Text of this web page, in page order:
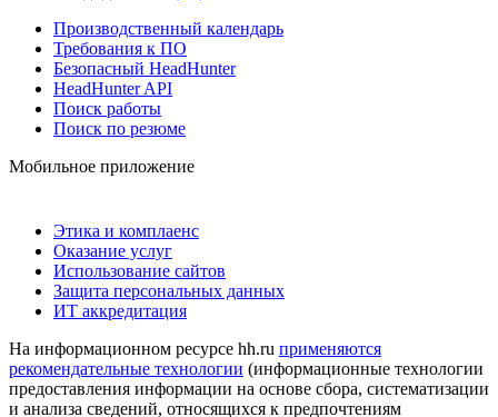
Производственный календарь
Требования к ПО
Безопасный HeadHunter
HeadHunter API
Поиск работы
Поиск по резюме
Мобильное приложение
Этика и комплаенс
Оказание услуг
Использование сайтов
Защита персональных данных
ИТ аккредитация
На информационном ресурсе hh.ru применяются
рекомендательные технологии (информационные технологии
предоставления информации на основе сбора, систематизации
и анализа сведений, относящихся к предпочтениям